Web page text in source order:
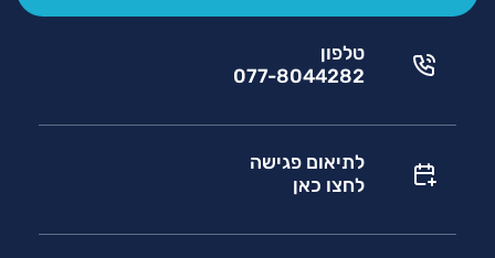
טלפון
077-8044282
לתיאום פגישה
לחצו כאן